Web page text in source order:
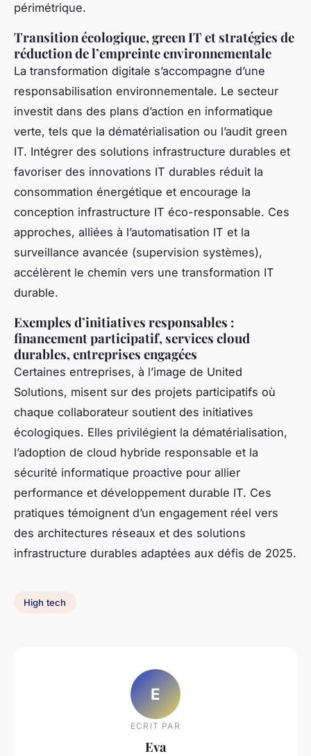
périmétrique.
Transition écologique, green IT et stratégies de
réduction de l’empreinte environnementale
La transformation digitale s’accompagne d’une
responsabilisation environnementale. Le secteur
investit dans des plans d’action en informatique
verte, tels que la dématérialisation ou l’audit green
IT. Intégrer des solutions infrastructure durables et
favoriser des innovations IT durables réduit la
consommation énergétique et encourage la
conception infrastructure IT éco-responsable. Ces
approches, alliées à l’automatisation IT et la
surveillance avancée (supervision systèmes),
accélèrent le chemin vers une transformation IT
durable.
Exemples d’initiatives responsables :
financement participatif, services cloud
durables, entreprises engagées
Certaines entreprises, à l’image de United
Solutions, misent sur des projets participatifs où
chaque collaborateur soutient des initiatives
écologiques. Elles privilégient la dématérialisation,
l’adoption de cloud hybride responsable et la
sécurité informatique proactive pour allier
performance et développement durable IT. Ces
pratiques témoignent d’un engagement réel vers
des architectures réseaux et des solutions
infrastructure durables adaptées aux défis de 2025.
High tech
E
ECRIT PAR
Eva